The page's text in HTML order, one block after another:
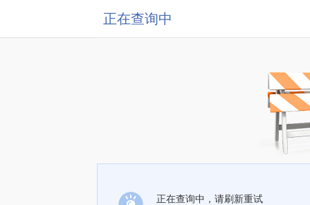
正在查询中
正在查询中，请刷新重试